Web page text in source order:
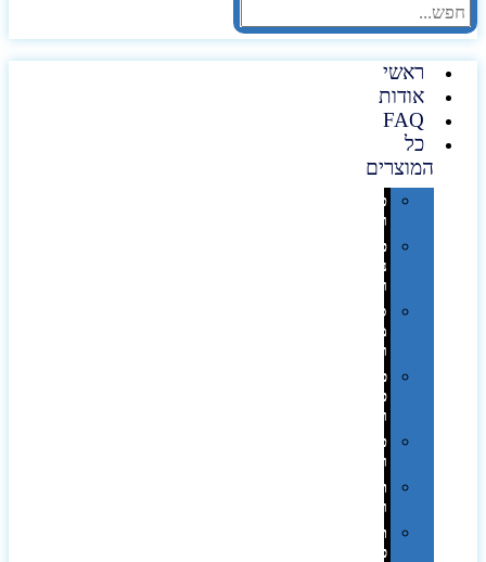
ראשי
אודות
FAQ
כל
המוצרים
טכנולוגיה
וגאדג'טים
פנאי,
נופש
ונסיעות
סביבת
משרד
ופרימיום
כלים,
פנסים
ורכב
טקסטיל
וחורף
תיקים
ומזוודות
תערוכות,
כנסים